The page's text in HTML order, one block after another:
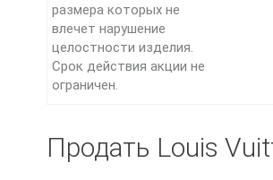
размера которых не
влечет нарушение
целостности изделия.
Срок действия акции не
ограничен.
Продать Louis